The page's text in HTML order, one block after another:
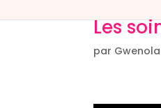
Les
par